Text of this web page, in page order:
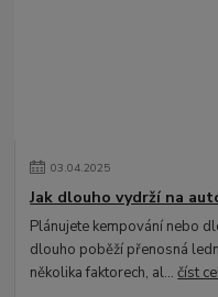
03.04.2025
Jak dlouho vydrží na
Plánujete kempování nebo
dlouho poběží přenosná
několika faktorech, al...číst